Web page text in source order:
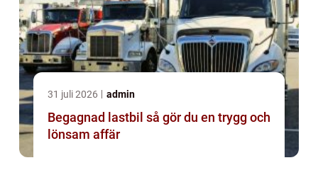
31 juli 2026 admin
Begagnad lastbil så gör du en trygg och
lönsam affär